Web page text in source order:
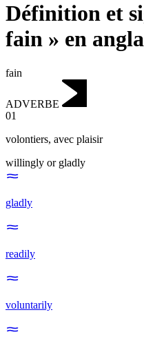
Définition et
fain » en
fain
ADVERBE
01
volontiers, avec plaisir
willingly or gladly
gladly
readily
voluntarily